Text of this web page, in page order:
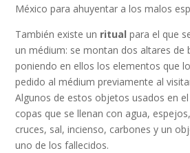
México para ahuyentar a los malos
También existe un ritual para el que
un médium: se montan dos altares de
poniendo en ellos los elementos que
pedido al médium previamente al
Algunos de estos objetos usados en
copas que se llenan con agua,
cruces, sal, incienso, carbones y un
uno de los fallecidos.